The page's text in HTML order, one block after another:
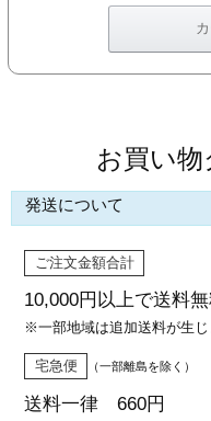
お買い
発送について
ご注文金額合計
10,000円以上で送料
※一部地域は追加送料が生じ
宅急便 （一部離島を除く）
送料一律 660円